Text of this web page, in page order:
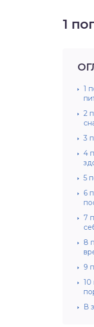
1
1
2
3
4
5
6
7
8
9
10
В